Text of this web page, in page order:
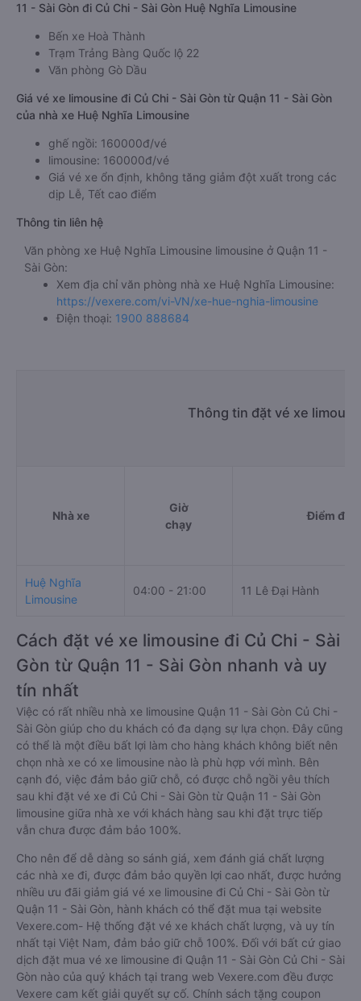
11 - Sài Gòn đi Củ Chi - Sài Gòn Huệ Nghĩa Limousine
Bến xe Hoà Thành
Trạm Trảng Bàng Quốc lộ 22
Văn phòng Gò Dầu
Giá vé xe limousine đi Củ Chi - Sài Gòn từ Quận 11 - Sài Gòn
của nhà xe Huệ Nghĩa Limousine
ghế ngồi: 160000đ/vé
limousine: 160000đ/vé
Giá vé xe ổn định, không tăng giảm đột xuất trong các
dịp Lễ, Tết cao điểm
Thông tin liên hệ
Văn phòng xe Huệ Nghĩa Limousine limousine ở Quận 11 -
Sài Gòn:
Xem địa chỉ văn phòng nhà xe Huệ Nghĩa Limousine:
https://vexere.com/vi-VN/xe-hue-nghia-limousine
Điện thoại: 1900 888684
Thông tin đặt vé xe
Nhà xe
Giờ
chạy
Điểm đi
Huệ Nghĩa
Limousine
04:00 - 21:00 11 Lê Đại Hành
Cách đặt vé xe limousine đi Củ Chi - Sài
Gòn từ Quận 11 - Sài Gòn nhanh và uy
tín nhất
Việc có rất nhiều nhà xe limousine Quận 11 - Sài Gòn Củ Chi -
Sài Gòn giúp cho du khách có đa dạng sự lựa chọn. Đây cũng
có thể là một điều bất lợi làm cho hàng khách không biết nên
chọn nhà xe có xe limousine nào là phù hợp với mình. Bên
cạnh đó, việc đảm bảo giữ chỗ, có được chỗ ngồi yêu thích
sau khi đặt vé xe đi Củ Chi - Sài Gòn từ Quận 11 - Sài Gòn
limousine giữa nhà xe với khách hàng sau khi đặt trực tiếp
vẫn chưa được đảm bảo 100%.
Cho nên để dễ dàng so sánh giá, xem đánh giá chất lượng
các nhà xe đi, được đảm bảo quyền lợi cao nhất, được hưởng
nhiều ưu đãi giảm giá vé xe limousine đi Củ Chi - Sài Gòn từ
Quận 11 - Sài Gòn, hành khách có thể đặt mua tại website
Vexere.com- Hệ thống đặt vé xe khách chất lượng, và uy tín
nhất tại Việt Nam, đảm bảo giữ chỗ 100%. Đối với bất cứ giao
dịch đặt mua vé xe limousine đi Quận 11 - Sài Gòn Củ Chi - Sài
Gòn nào của quý khách tại trang web Vexere.com đều được
Vexere cam kết giải quyết sự cố. Chính sách tặng coupon